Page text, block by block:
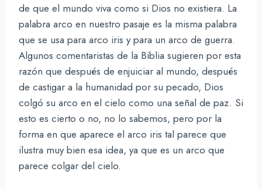
de que el mundo viva como si Dios no existiera. La
palabra arco en nuestro pasaje es la misma palabra
que se usa para arco iris y para un arco de guerra.
Algunos comentaristas de la Biblia sugieren por esta
razón que después de enjuiciar al mundo, después
de castigar a la humanidad por su pecado, Dios
colgó su arco en el cielo como una señal de paz. Si
esto es cierto o no, no lo sabemos, pero por la
forma en que aparece el arco iris tal parece que
ilustra muy bien esa idea, ya que es un arco que
parece colgar del cielo.